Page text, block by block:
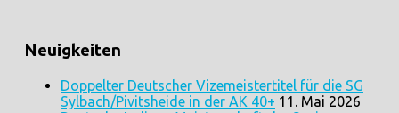
Neuigkeiten
Doppelter Deutscher Vizemeistertitel für die SG
Sylbach/Pivitsheide in der AK 40+ 11. Mai 2026